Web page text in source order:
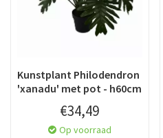
Kunstplant Philodendron
'xanadu' met pot - h60cm
€34,49
Op voorraad